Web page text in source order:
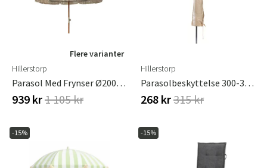
Flere varianter
Hillerstorp
Parasol Med Frynser Ø200 Cm Sort/hvid
939 kr1 105 kr
Hillerstorp
Parasolbeskyttelse 300-350 Cm Plastbelagt
268 kr315 kr
-15% -15%